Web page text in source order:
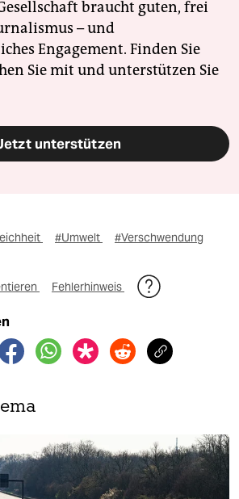
braucht guten, frei
– und
Engagement. Finden Sie
Sie mit und unterstützen Sie
unterstützen
#Umwelt #Verschwendung
Fehlerhinweis